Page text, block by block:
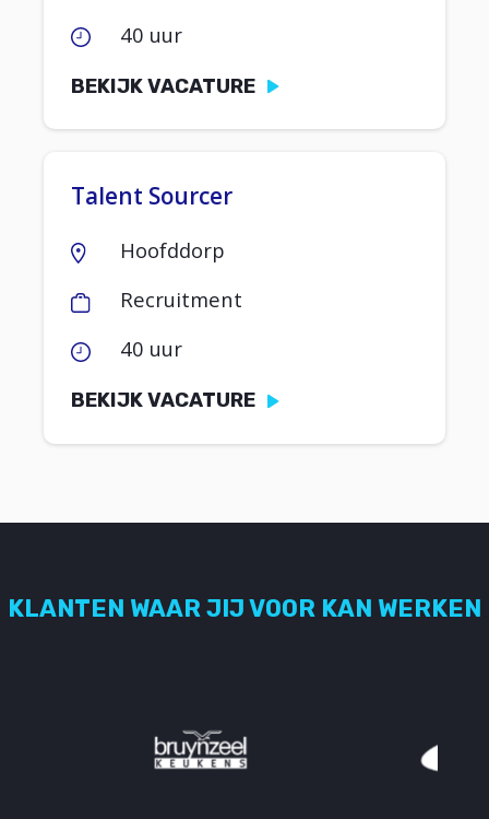
40 uur
BEKIJK VACATURE
Talent Sourcer
Hoofddorp
Recruitment
40 uur
BEKIJK VACATURE
KLANTEN WAAR JIJ VOOR KAN WERKEN